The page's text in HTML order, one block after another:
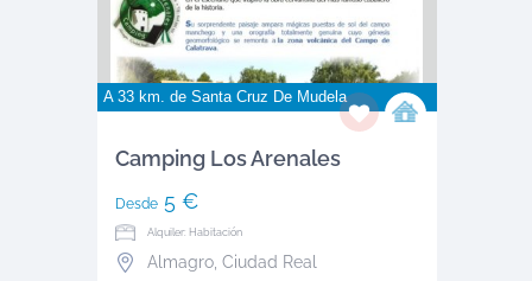
A 33 km. de Santa Cruz De Mudela
Camping Los Arenales
Desde5 €
Alquiler: Habitación
Almagro, Ciudad Real